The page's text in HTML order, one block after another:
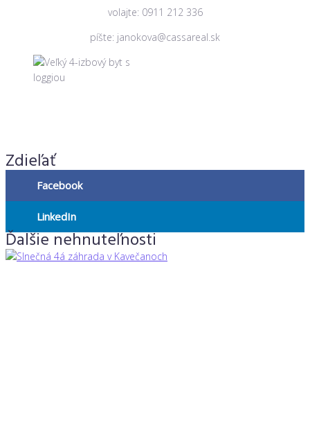
volajte: 0911 212 336
píšte: janokova@cassareal.sk
Zdieľať
Facebook
LinkedIn
Ďalšie nehnuteľnosti